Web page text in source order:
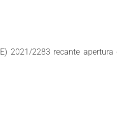
2021/2283 recante